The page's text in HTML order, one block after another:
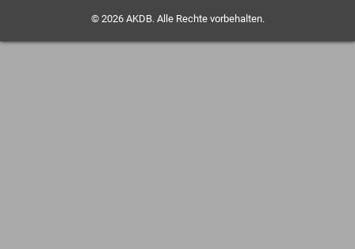
© 2026 AKDB. Alle Rechte vorbehalten.